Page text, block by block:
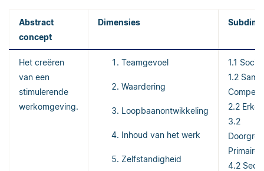
Abstract
concept
Dimensies
Het creëren
van een
stimulerende
werkomgeving.
Teamgevoel
Waardering
Loopbaanontwikkeling
Inhoud van het werk
Zelfstandigheid
1.1
1.2
2.2
3.2
Primaire
4.2